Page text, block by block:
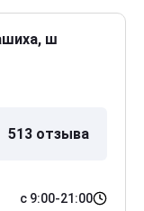
ш
513 отзыва
с 9:00-21:00